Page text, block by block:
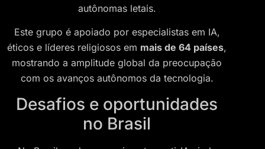
autônomas letais.
Este grupo é apoiado por especialistas em IA,
éticos e líderes religiosos em mais de 64 países,
mostrando a amplitude global da preocupação
com os avanços autônomos da tecnologia.
Desafios e oportunidades
no Brasil